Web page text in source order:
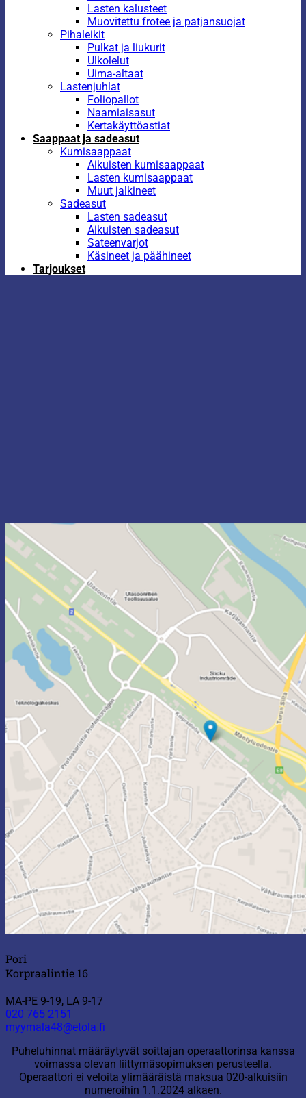
Lasten kalusteet
Muovitettu frotee ja patjansuojat
Pihaleikit
Pulkat ja liukurit
Ulkolelut
Uima-altaat
Lastenjuhlat
Foliopallot
Naamiaisasut
Kertakäyttöastiat
Saappaat ja sadeasut
Kumisaappaat
Aikuisten kumisaappaat
Lasten kumisaappaat
Muut jalkineet
Sadeasut
Lasten sadeasut
Aikuisten sadeasut
Sateenvarjot
Käsineet ja päähineet
Tarjoukset
Pori
Korpraalintie 16
MA-PE 9-19, LA 9-17
020 765 2151
myymala48@etola.fi
Puheluhinnat määräytyvät soittajan operaattorinsa kanssa
voimassa olevan liittymäsopimuksen perusteella.
Operaattori ei veloita ylimääräistä maksua 020-alkuisiin
numeroihin 1.1.2024 alkaen.